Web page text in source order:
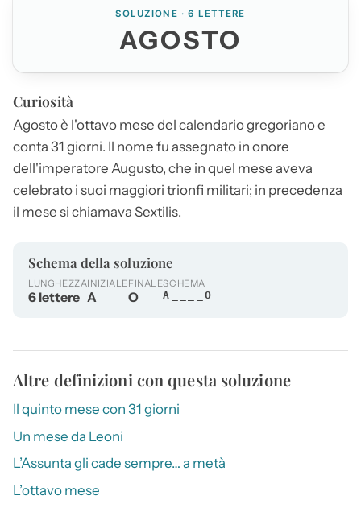
SOLUZIONE · 6 LETTERE
AGOSTO
Curiosità
Agostoè l'ottavo mese del calendario gregoriano e
conta 31 giorni. Il nome fu assegnato in onore
dell'imperatore Augusto, che in quel mese aveva
celebrato i suoi maggiori trionfi militari; in precedenza
il mese si chiamava Sextilis.
Schema della soluzione
LUNGHEZZA
6 lettere
INIZIALE
A
FINALE
O
SCHEMA
A____O
Altre definizioni con questa soluzione
Il quinto mese con 31 giorni
Un mese da Leoni
L’Assunta gli cade sempre… a metà
L’ottavo mese